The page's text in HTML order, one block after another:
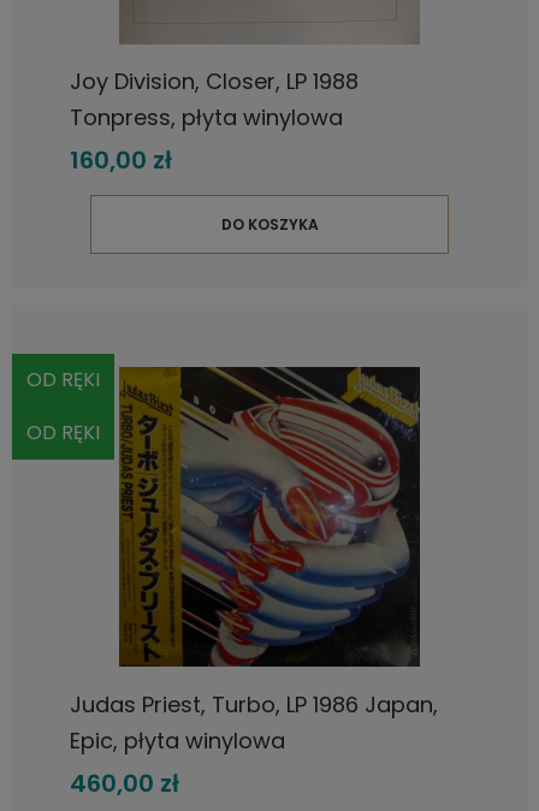
Joy Division, Closer, LP 1988
Tonpress, płyta winylowa
160,00 zł
DO KOSZYKA
Judas Priest, Turbo, LP 1986 Japan,
Epic, płyta winylowa
460,00 zł
OD RĘKI
OD RĘKI